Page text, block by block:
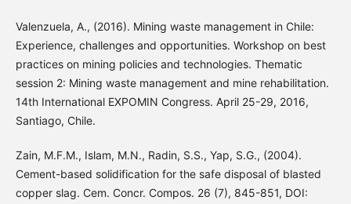
Valenzuela, A., (2016). Mining waste management in Chile:
Experience, challenges and opportunities. Workshop on best
practices on mining policies and technologies. Thematic
session 2: Mining waste management and mine rehabilitation.
14th International EXPOMIN Congress. April 25-29, 2016,
Santiago, Chile.
Zain, M.F.M., Islam, M.N., Radin, S.S., Yap, S.G., (2004).
Cement-based solidification for the safe disposal of blasted
copper slag. Cem. Concr. Compos. 26 (7), 845-851, DOI: